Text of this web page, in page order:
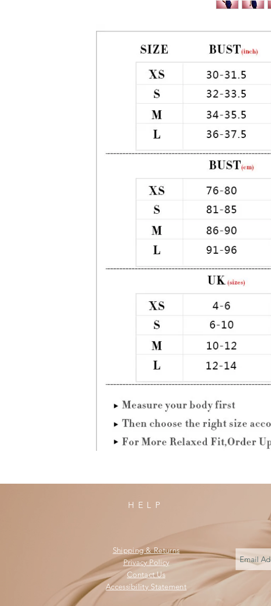
HELP
Shipping & Returns
Privacy Policy
Contact Us
Accessibility Statement